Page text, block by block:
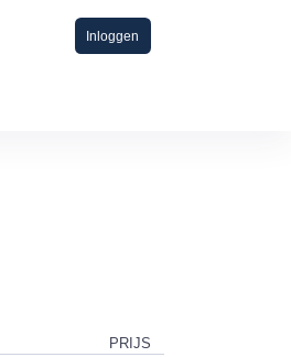
Inloggen
PRIJS